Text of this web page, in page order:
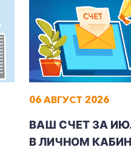
06 АВГУСТ 2026
ВАШ СЧЕТ ЗА
В ЛИЧНОМ